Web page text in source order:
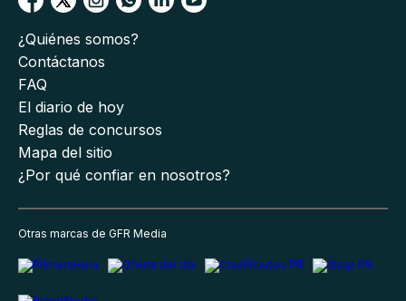
¿Quiénes somos?
Contáctanos
FAQ
El diario de hoy
Reglas de concursos
Mapa del sitio
¿Por qué confiar en nosotros?
Otras marcas de GFR Media